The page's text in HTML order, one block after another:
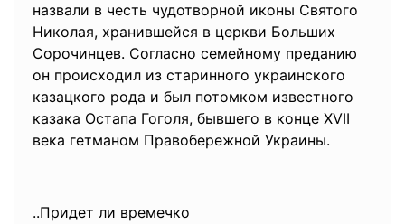
назвали в честь чудотворной иконы Святого
Николая, хранившейся в церкви Больших
Сорочинцев. Согласно семейному преданию
он происходил из старинного украинского
казацкого рода и был потомком известного
казака Остапа Гоголя, бывшего в конце XVII
века гетманом Правобережной Украины.
..Придет ли времечко